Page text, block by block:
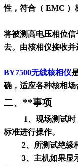
性，符合（ EMC ）
将被测高电压相位信
去。由核相仪接收并
BY7500无线核相仪
确，适应各种核相场合
二、**事项
1、现场测试
标准进行操作。
2、所测试
3、主机如果